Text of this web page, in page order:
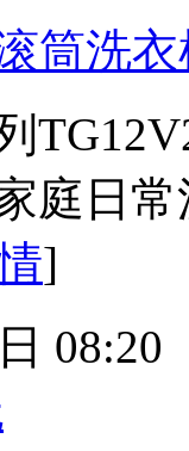
筒洗
庭日
]
08:20